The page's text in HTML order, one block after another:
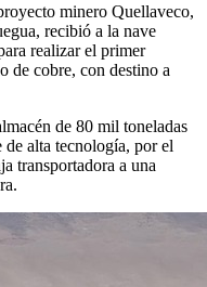
minero Quellaveco,
recibió a la nave
realizar el primer
de cobre, con destino a
de 80 mil toneladas
de alta tecnología, por el
transportadora a una